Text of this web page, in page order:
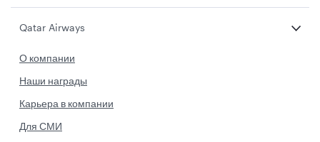
Qatar Airways
О компании
Наши награды
Карьера в компании
Для СМИ